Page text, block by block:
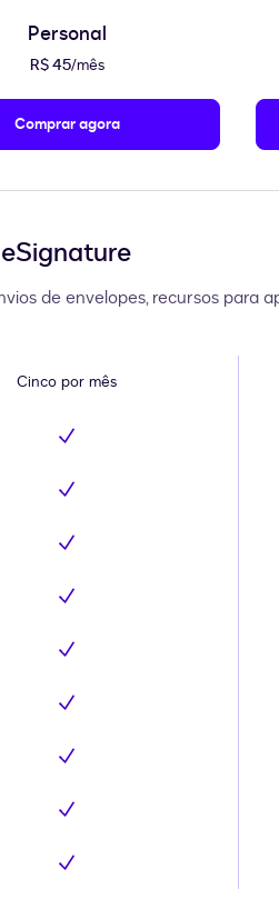
Personal
R$ 45/mês
Comprar agora
de envelopes, recursos para
Cinco por mês
Inclui
Inclui
Inclui
Inclui
Inclui
Inclui
Inclui
Inclui
Inclui